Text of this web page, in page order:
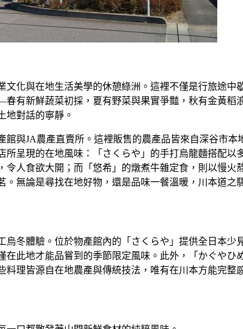
化與在地生活美學的休憩綠洲。這裡不僅是行旅途
有新鮮蔬菜初採，夏有野菜與果實爭豔，秋有金黃稻
地對話的寧靜。
與JA農產直賣所。這裡販售的農產品皆來自深谷市
呈現的在地風味：「さくらや」的手打烏龍麵搭配
人食欲大開；而「悠希」的燉煮牛雜定食，則以慢
無論是尋找在地好物，還是品味一餐溫暖，川本道之
冬體驗。位於物產館內的「さくらや」提供全日本
此地才能品嘗到的季節限定風味。此外，「かぐや
理皆源自在地農產與傳統技法，唯有在川本方能完整